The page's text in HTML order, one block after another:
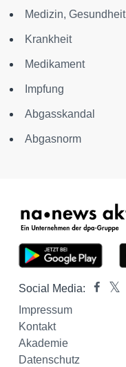
Medizin, Gesundheit
Krankheit
Medikament
Impfung
Abgasskandal
Abgasnorm
Social Media:
Impressum
Kontakt
Akademie
Datenschutz